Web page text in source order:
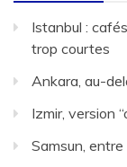
Istanbul :
trop courtes
Ankara, au-
Izmir, version
Samsun,